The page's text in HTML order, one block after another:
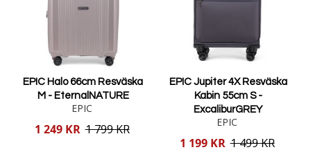
EPIC Halo 66cm Resväska
M - EternalNATURE
EPIC
Reducerat
1 249 KR 1 799 KR
EPIC Jupiter 4X Resväska
Kabin 55cm S -
ExcaliburGREY
EPIC
Reducerat
1 199 KR 1 499 KR